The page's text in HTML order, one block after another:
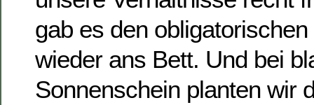
gab es den
wieder ans Bett. Und bei
Sonnenschein planten wir